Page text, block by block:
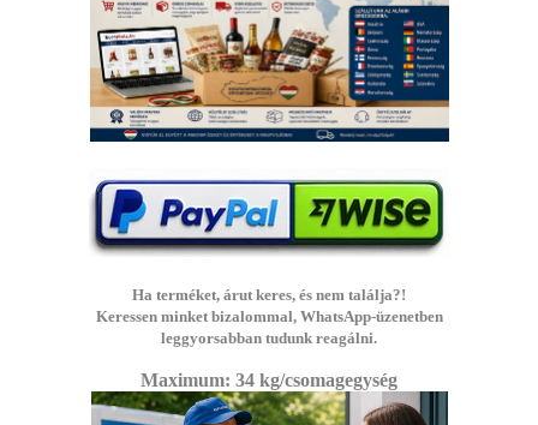
Ha terméket, árut keres, és nem találja?!
Keressen minket bizalommal, WhatsApp-üzenetben
leggyorsabban tudunk reagálni.
Maximum: 34 kg/csomagegység